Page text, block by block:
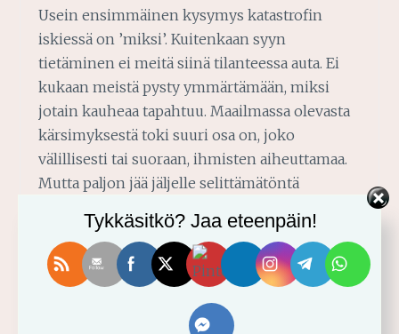
Usein ensimmäinen kysymys katastrofin
iskiessä on ’miksi’. Kuitenkaan syyn
tietäminen ei meitä siinä tilanteessa auta. Ei
kukaan meistä pysty ymmärtämään, miksi
jotain kauheaa tapahtuu. Maailmassa olevasta
kärsimyksestä toki suuri osa on, joko
välillisesti tai suoraan, ihmisten aiheuttamaa.
Mutta paljon jää jäljelle selittämätöntä
onkaan aiheuttanut, sen kohtaaminen on
raastavaa. Silloin ei meillä…
READ MORE
Tykkäsitkö? Jaa eteenpäin!